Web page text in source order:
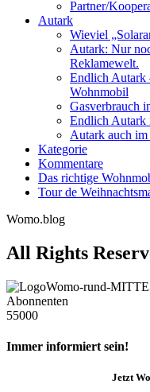
Partner/
Autark
Wieviel
Autark: Nur
Reklamewelt.
Endlich Autark
Wohnmobil
Gasverbrauch
Endlich Autark
Autark auch im
Kategorie
Kommentare
Das richtige
Tour de
Womo.blog
All Rights
Abonnenten
55000
Immer informiert sein!
Jetzt